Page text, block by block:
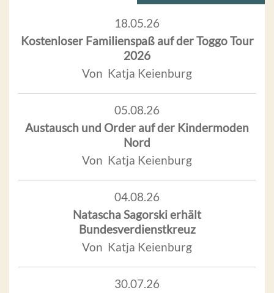
18.05.26
Kostenloser Familienspaß auf der Toggo Tour
2026
Von Katja Keienburg
05.08.26
Austausch und Order auf der Kindermoden
Nord
Von Katja Keienburg
04.08.26
Natascha Sagorski erhält
Bundesverdienstkreuz
Von Katja Keienburg
30.07.26